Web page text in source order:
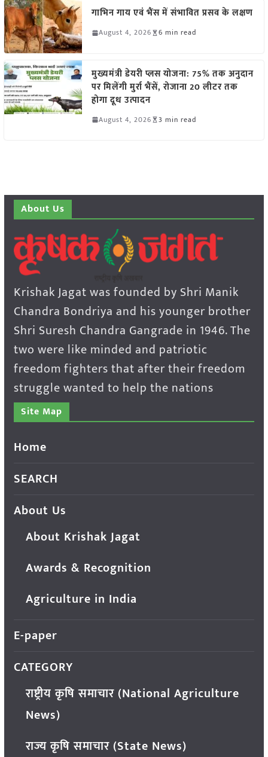
गाभिन गाय एवं भैंस में संभावित प्रसव के लक्षण
August 4, 2026 6 min read
मुख्यमंत्री डेयरी प्लस योजना: 75% तक अनुदान
पर मिलेंगी मुर्रा भैंसें, रोजाना 20 लीटर तक
होगा दूध उत्पादन
August 4, 2026 3 min read
About Us
Krishak Jagat was founded by Shri Manik
Chandra Bondriya and his younger brother
Shri Suresh Chandra Gangrade in 1946. The
two were like minded and patriotic
freedom fighters that after their freedom
struggle wanted to help the nations
Site Map
Home
SEARCH
About Us
About Krishak Jagat
Awards & Recognition
Agriculture in India
E-paper
CATEGORY
राष्ट्रीय कृषि समाचार (National Agriculture
News)
राज्य कृषि समाचार (State News)